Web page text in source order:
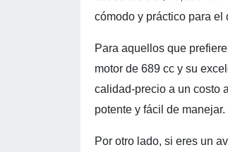
cómodo y práctico para el
Para aquellos que
motor de 689 cc y su
calidad-precio a un costo
potente y fácil de manejar.
Por otro lado, si eres un